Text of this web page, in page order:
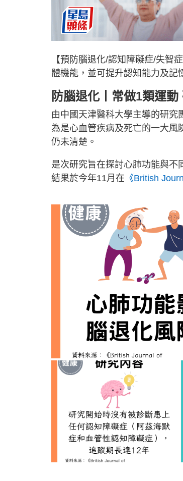
【預防腦退化/認知障礙症/失智
體機能，並可提升認知能力及記
防腦退化丨常做1類運
由中國天津醫科大學主導的研
為是心血管疾病及死亡的一大風
仍未清楚。
是次研究旨在探討心肺功能與不
結果於今年11月在 《British